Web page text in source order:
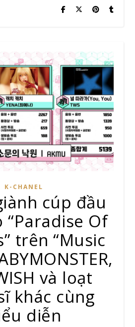
K-CHANEL
cúp đầu
“Paradise Of
trên “Music
và loạt
khác cùng
diễn